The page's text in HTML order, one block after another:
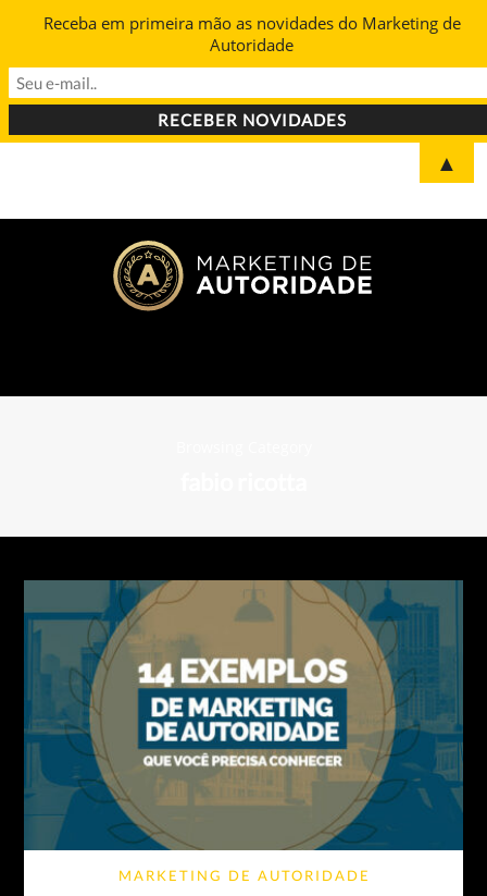
MARKETING DE AUTORIDADE
Receba em primeira mão as novidades do Marketing de
Autoridade
▲